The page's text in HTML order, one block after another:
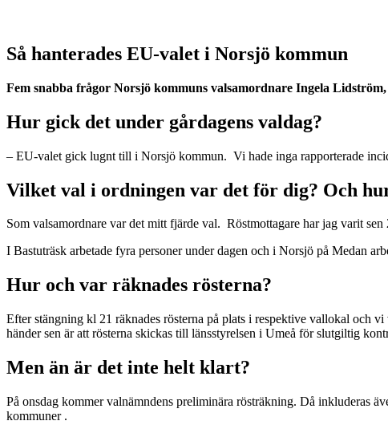
Så hanterades EU-valet i Norsjö kommun
Fem snabba frågor Norsjö kommuns valsamordnare Ingela
Hur gick det under gårdagens valdag?
– EU-valet gick lugnt till i Norsjö kommun. Vi hade inga rapporterade
Vilket val i ordningen var det för dig? Och
Som valsamordnare var det mitt fjärde val. Röstmottagare har jag varit sen
I Bastuträsk arbetade fyra personer under dagen och i Norsjö på Medan
Hur och var räknades rösterna?
Efter stängning kl 21 räknades rösterna på plats i respektive vallokal och
händer sen är att rösterna skickas till länsstyrelsen i Umeå för slutgiltig
Men än är det inte helt klart?
På onsdag kommer valnämndens preliminära rösträkning. Då inkluderas
kommuner .